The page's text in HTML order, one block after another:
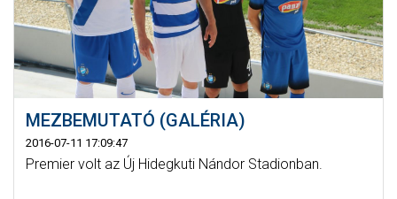
MEZBEMUTATÓ (GALÉRIA)
2016-07-11 17:09:47
Premier volt az Új Hidegkuti Nándor Stadionban.